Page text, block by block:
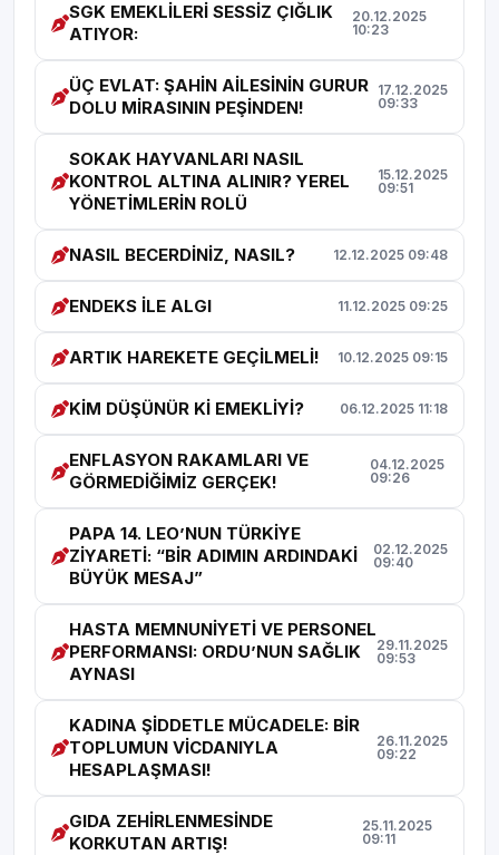
SGK EMEKLİLERİ SESSİZ ÇIĞLIK
ATIYOR:
20.12.2025
10:23
ÜÇ EVLAT: ŞAHİN AİLESİNİN GURUR
DOLU MİRASININ PEŞİNDEN!
17.12.2025
09:33
SOKAK HAYVANLARI NASIL
KONTROL ALTINA ALINIR? YEREL
YÖNETİMLERİN ROLÜ
15.12.2025
09:51
NASIL BECERDİNİZ, NASIL? 12.12.2025 09:48
ENDEKS İLE ALGI 11.12.2025 09:25
ARTIK HAREKETE GEÇİLMELİ! 10.12.2025 09:15
KİM DÜŞÜNÜR Kİ EMEKLİYİ? 06.12.2025 11:18
ENFLASYON RAKAMLARI VE
GÖRMEDİĞİMİZ GERÇEK!
04.12.2025
09:26
PAPA 14. LEO’NUN TÜRKİYE
ZİYARETİ: “BİR ADIMIN ARDINDAKİ
BÜYÜK MESAJ”
02.12.2025
09:40
HASTA MEMNUNİYETİ VE PERSONEL
PERFORMANSI: ORDU’NUN SAĞLIK
AYNASI
29.11.2025
09:53
KADINA ŞİDDETLE MÜCADELE: BİR
TOPLUMUN VİCDANIYLA
HESAPLAŞMASI!
26.11.2025
09:22
GIDA ZEHİRLENMESİNDE
KORKUTAN ARTIŞ!
25.11.2025
09:11